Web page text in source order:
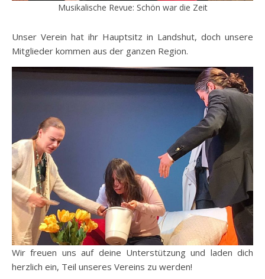
Musikalische Revue: Schön war die Zeit
Unser Verein hat ihr Hauptsitz in Landshut, doch unsere
Mitglieder kommen aus der ganzen Region.
Wir freuen uns auf deine Unterstützung und laden dich
herzlich ein, Teil unseres Vereins zu werden!